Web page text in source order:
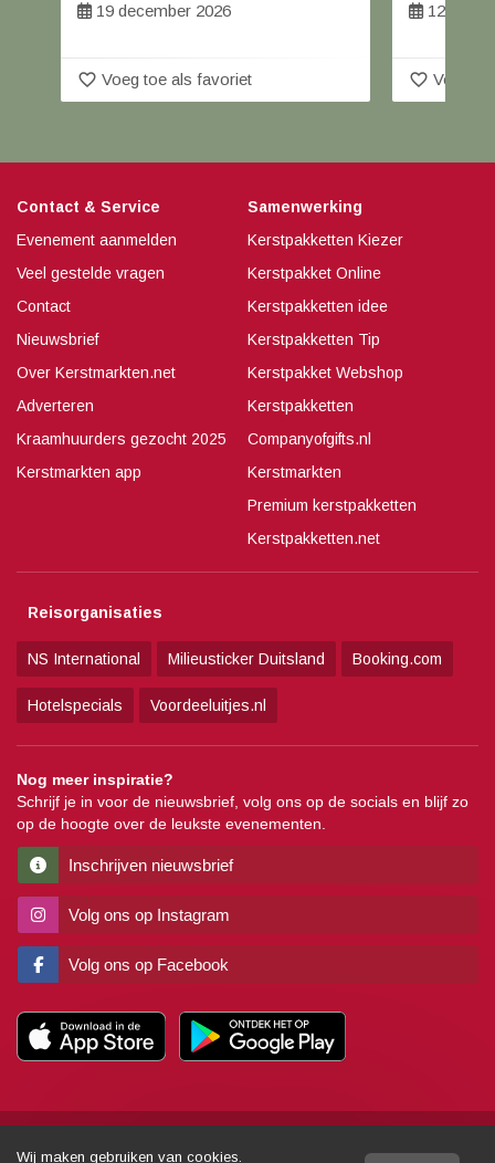
Wij maken gebruiken van cookies.
19 december 2026
favorite_border Voeg toe als favoriet
12
favorite_border Voeg
Contact & Service
Evenement aanmelden
Veel gestelde vragen
Contact
Nieuwsbrief
Over Kerstmarkten.net
Adverteren
Kraamhuurders gezocht 2025
Kerstmarkten app
Samenwerking
Kerstpakketten Kiezer
Kerstpakket Online
Kerstpakketten idee
Kerstpakketten Tip
Kerstpakket Webshop
Kerstpakketten
Companyofgifts.nl
Kerstmarkten
Premium kerstpakketten
Kerstpakketten.net
Reisorganisaties
NS International Milieusticker Duitsland Booking.com
Hotelspecials Voordeeluitjes.nl
Nog meer inspiratie?
Schrijf je in voor de nieuwsbrief, volg ons op de socials en blijf zo
op de hoogte over de leukste evenementen.
Inschrijven nieuwsbrief
Volg ons op Instagram
Volg ons op Facebook